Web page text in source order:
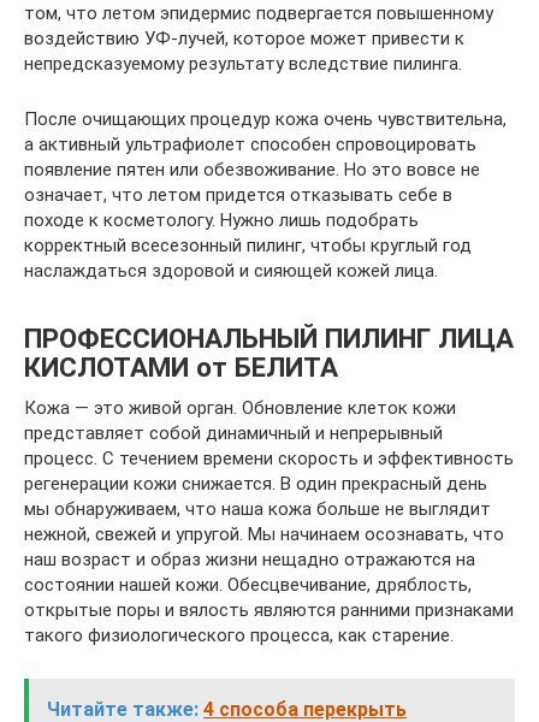
том, что летом эпидермис подвергается повышенному
воздействию УФ-лучей, которое может привести к
непредсказуемому результату вследствие пилинга.
После очищающих процедур кожа очень чувствительна,
а активный ультрафиолет способен спровоцировать
появление пятен или обезвоживание. Но это вовсе не
означает, что летом придется отказывать себе в
походе к косметологу. Нужно лишь подобрать
корректный всесезонный пилинг, чтобы круглый год
наслаждаться здоровой и сияющей кожей лица.
ПРОФЕССИОНАЛЬНЫЙ ПИЛИНГ ЛИЦА
КИСЛОТАМИ от БЕЛИТА
Кожа — это живой орган. Обновление клеток кожи
представляет собой динамичный и непрерывный
процесс. С течением времени скорость и эффективность
регенерации кожи снижается. В один прекрасный день
мы обнаруживаем, что наша кожа больше не выглядит
нежной, свежей и упругой. Мы начинаем осознавать, что
наш возраст и образ жизни нещадно отражаются на
состоянии нашей кожи. Обесцвечивание, дряблость,
открытые поры и вялость являются ранними признаками
такого физиологического процесса, как старение.
Читайте также: 4 способа перекрыть